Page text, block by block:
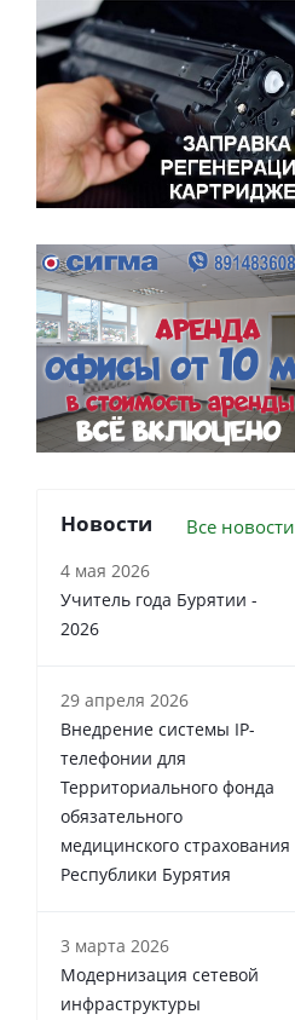
Новости Все новости
4 мая 2026
Учитель года Бурятии -
2026
29 апреля 2026
Внедрение системы IP-
телефонии для
Территориального фонда
обязательного
медицинского страхования
Республики Бурятия
3 марта 2026
Модернизация сетевой
инфраструктуры